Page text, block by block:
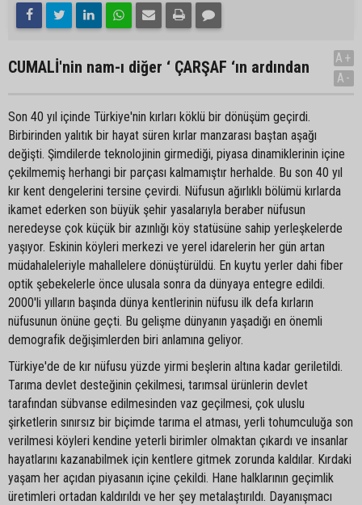
CUMALİ'nin nam-ı diğer ‘ ÇARŞAF ‘ın ardından
A+
A-
Son 40 yıl içinde Türkiye'nin kırları köklü bir dönüşüm geçirdi.
Birbirinden yalıtık bir hayat süren kırlar manzarası baştan aşağı
değişti. Şimdilerde teknolojinin girmediği, piyasa dinamiklerinin içine
çekilmemiş herhangi bir parçası kalmamıştır herhalde. Bu son 40 yıl
kır kent dengelerini tersine çevirdi. Nüfusun ağırlıklı bölümü kırlarda
ikamet ederken son büyük şehir yasalarıyla beraber nüfusun
neredeyse çok küçük bir azınlığı köy statüsüne sahip yerleşkelerde
yaşıyor. Eskinin köyleri merkezi ve yerel idarelerin her gün artan
müdahaleleriyle mahallelere dönüştürüldü. En kuytu yerler dahi fiber
optik şebekelerle önce ulusala sonra da dünyaya entegre edildi.
2000'li yılların başında dünya kentlerinin nüfusu ilk defa kırların
nüfusunun önüne geçti. Bu gelişme dünyanın yaşadığı en önemli
demografik değişimlerden biri anlamına geliyor.
Türkiye'de de kır nüfusu yüzde yirmi beşlerin altına kadar geriletildi.
Tarıma devlet desteğinin çekilmesi, tarımsal ürünlerin devlet
tarafından sübvanse edilmesinden vaz geçilmesi, çok uluslu
şirketlerin sınırsız bir biçimde tarıma el atması, yerli tohumculuğa son
verilmesi köyleri kendine yeterli birimler olmaktan çıkardı ve insanlar
hayatlarını kazanabilmek için kentlere gitmek zorunda kaldılar. Kırdaki
yaşam her açıdan piyasanın içine çekildi. Hane halklarının geçimlik
üretimleri ortadan kaldırıldı ve her şey metalaştırıldı. Dayanışmacı